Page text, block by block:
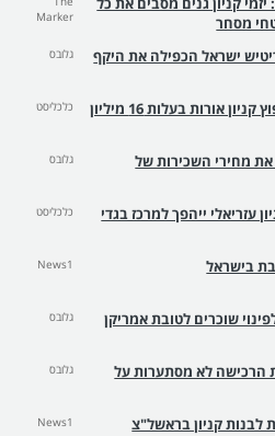
מסחר
Marker
ישראל הכפילה את היקף
גלובס
אמות השלימה את שיפוץ קניון אורות בעלות 16 מיליון
כלכליסט
מחירי השכירות של
גלובס
עזריאלי ייהפך למרכז בגדי
כלכליסט
בישראל News1
שוכרים לטובת אמריקן
גלובס
הרכישה לא מסתערות על
גלובס
לבנות קניון בראשל"צ News1